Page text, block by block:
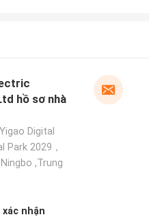
hồ sơ nhà
Digital
Park 2029，
,Trung
xác nhận